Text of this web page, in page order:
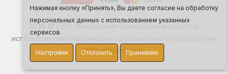
Нажимая кнопку «Принять», Вы даете согласие на обработку
персональных данных с использованием указанных
сервисов.
Настройки Отклонить Принимаю
2026 © ООО «Миллезим» Копирование и любое
использование информации - с письменного разрешения
ООО «Миллезим».